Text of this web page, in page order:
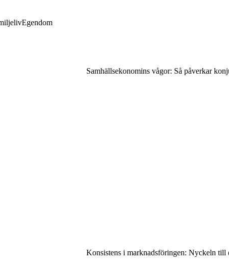
Egendom
Samhällsekonomins vågor: Så påverkar
Konsistens i marknadsföringen: Nyckeln till